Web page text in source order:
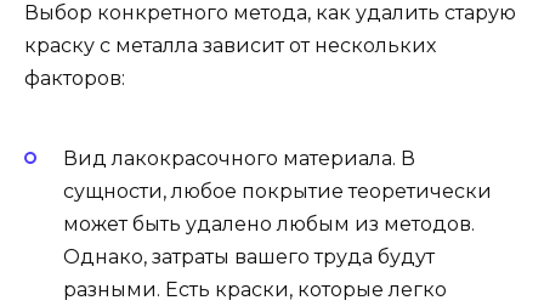
Выбор конкретного метода, как удалить старую
краску с металла зависит от нескольких
факторов:
Вид лакокрасочного материала. В
сущности, любое покрытие теоретически
может быть удалено любым из методов.
Однако, затраты вашего труда будут
разными. Есть краски, которые легко